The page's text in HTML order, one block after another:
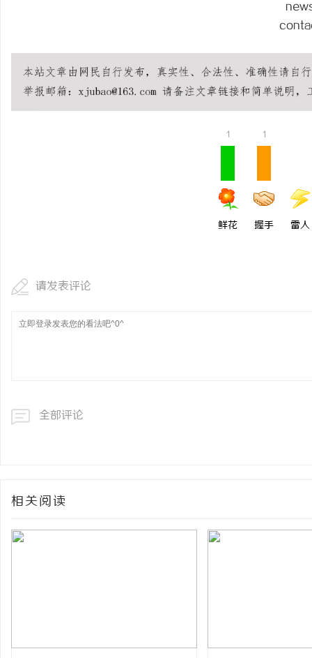
1
鲜花
1
握手 雷人
请发表评论
全部评论
相关阅读